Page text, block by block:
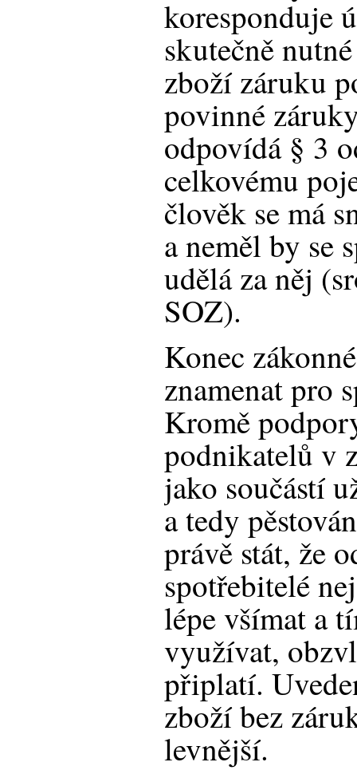
koresponduje
skutečně
zboží záruku
povinné
odpovídá § 3
celkovému
člověk se má
a neměl by se
udělá za něj
SOZ).
Konec
znamenat pro
Kromě
podnikatelů v
jako součástí
a tedy
právě stát, že
spotřebitelé
lépe všímat a
využívat,
připlatí.
zboží bez
levnější.